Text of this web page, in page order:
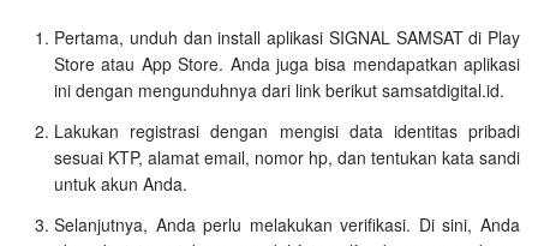
Pertama, unduh dan install aplikasi SIGNAL SAMSAT di Play
Store atau App Store. Anda juga bisa mendapatkan aplikasi
ini dengan mengunduhnya dari link berikut samsatdigital.id.
Lakukan registrasi dengan mengisi data identitas pribadi
sesuai KTP, alamat email, nomor hp, dan tentukan kata sandi
untuk akun Anda.
Selanjutnya, Anda perlu melakukan verifikasi. Di sini, Anda